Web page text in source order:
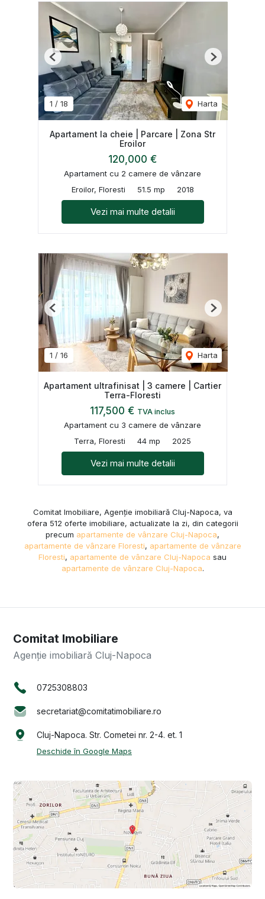
1 / 18 Harta
Previous Next
Apartament la cheie | Parcare | Zona Str
Eroilor
120,000 €
Apartament cu 2 camere de vânzare
Eroilor, Floresti
51.5 mp 2018
Vezi mai multe detalii
1 / 16 Harta
Previous Next
Apartament ultrafinisat | 3 camere | Cartier
Terra-Floresti
117,500 € TVA inclus
Apartament cu 3 camere de vânzare
Terra, Floresti
44 mp 2025
Vezi mai multe detalii
Comitat Imobiliare, Agenție imobiliară Cluj-Napoca, va
ofera 512 oferte imobiliare, actualizate la zi, din categorii
precum apartamente de vânzare Cluj-Napoca,
apartamente de vânzare Floresti, apartamente de vânzare
Floresti, apartamente de vânzare Cluj-Napoca sau
apartamente de vânzare Cluj-Napoca.
Comitat Imobiliare
Agenție imobiliară Cluj-Napoca
0725308803
secretariat@comitatimobiliare.ro
Cluj-Napoca. Str. Cometei nr. 2-4. et. 1
Deschide în Google Maps